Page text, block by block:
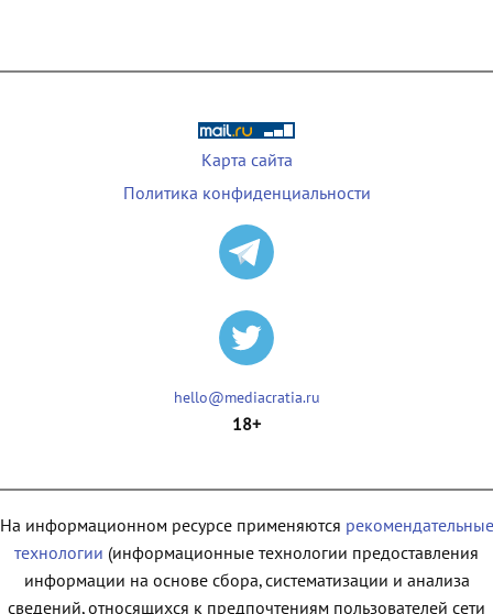
Карта сайта
Политика конфиденциальности
hello@mediacratia.ru
18+
На информационном ресурсе применяются рекомендательные
технологии (информационные технологии предоставления
информации на основе сбора, систематизации и анализа
сведений, относящихся к предпочтениям пользователей сети